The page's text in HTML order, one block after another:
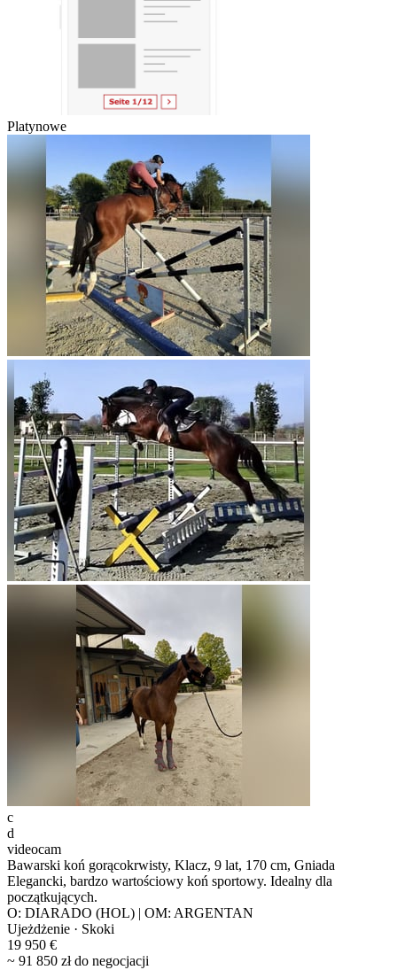
Platynowe
c
d
videocam
Bawarski koń gorącokrwisty, Klacz, 9 lat, 170 cm, Gniada
Elegancki, bardzo wartościowy koń sportowy. Idealny dla
początkujących.
O: DIARADO (HOL) | OM: ARGENTAN
Ujeżdżenie · Skoki
19 950 €
~ 91 850 zł do negocjacji